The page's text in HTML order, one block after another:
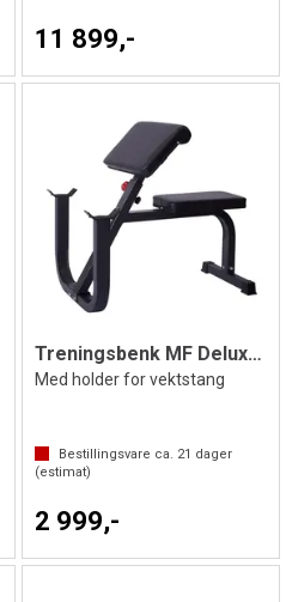
11 899,-
Treningsbenk MF Deluxe Preacher Curl
Med holder for vektstang
Bestillingsvare ca. 21 dager
(estimat)
2 999,-